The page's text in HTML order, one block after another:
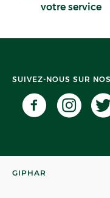
votre service
SUIVEZ-NOUS SUR
GIPHAR